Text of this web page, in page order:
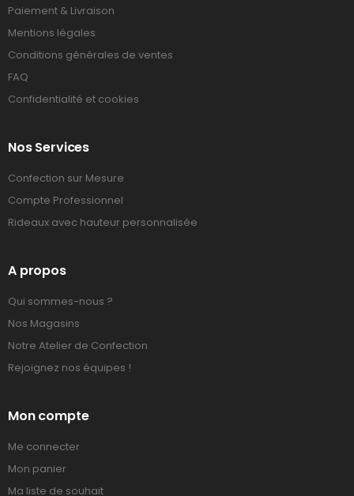
Paiement & Livraison
Mentions légales
Conditions générales de ventes
FAQ
Confidentialité et cookies
Nos Services
Confection sur Mesure
Compte Professionnel
Rideaux avec hauteur personnalisée
A propos
Qui sommes-nous ?
Nos Magasins
Notre Atelier de Confection
Rejoignez nos équipes !
Mon compte
Me connecter
Mon panier
Ma liste de souhait